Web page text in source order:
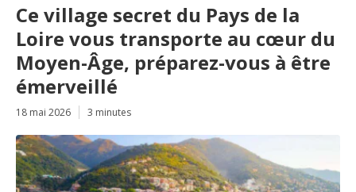
Ce village secret du Pays de la
Loire vous transporte au cœur du
Moyen-Âge, préparez-vous à être
émerveillé
18 mai 2026 3 minutes